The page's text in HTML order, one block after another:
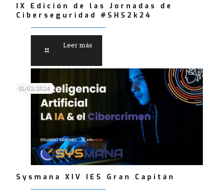
IX Edición de las Jornadas de
Ciberseguridad #SHS2k24
Leer más
01/02/2024
Sysmana XIV IES Gran Capitán